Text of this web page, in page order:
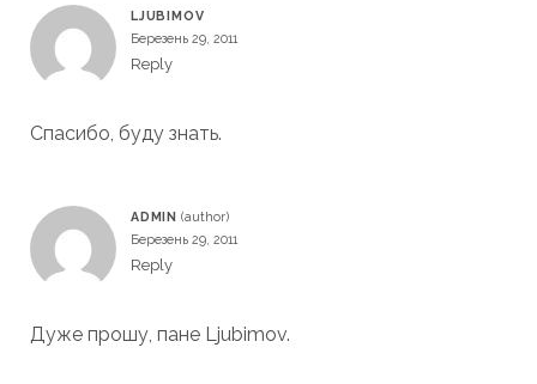
LJUBIMOV
Березень 29, 2011
Reply
Спасибо, буду знать.
ADMIN
Березень 29, 2011
Reply
Дуже прошу, пане Ljubimov.